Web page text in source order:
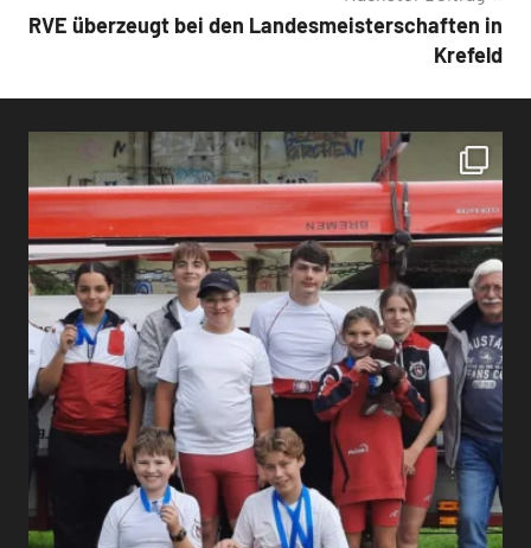
RVE überzeugt bei den Landesmeisterschaften in
Krefeld